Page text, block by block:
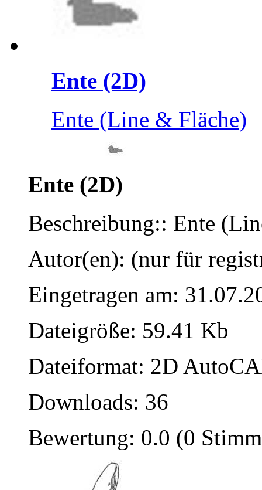
Ente (2D)
Ente (Line & Fläche)
Ente (2D)
Beschreibung:: Ente
Autor(en): (nur für
Eingetragen am:
Dateigröße: 59.41 Kb
Dateiformat: 2D
Downloads: 36
Bewertung: 0.0 (0